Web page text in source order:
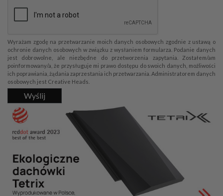
Wyrażam zgodę na przetwarzanie moich danych osobowych zgodnie z ustawą o
ochronie danych osobowych w związku z wysłaniem formularza. Podanie danych
jest dobrowolne, ale niezbędne do przetworzenia zapytania. Zostałem/am
poinformowany/a, że przysługuje mi prawo dostępu do swoich danych, możliwości
ich poprawiania, żądania zaprzestania ich przetwarzania. Administratorem danych
osobowych jest Creative Heads.
Wyślij